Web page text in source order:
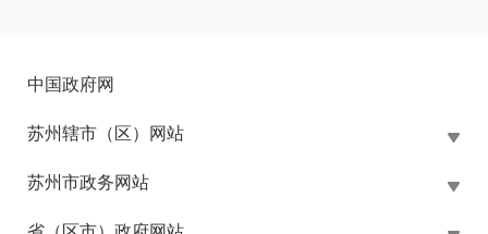
中国政府网
苏州辖市（区）网站
苏州市政务网站